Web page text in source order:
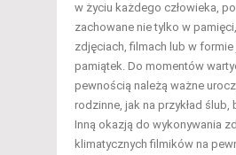
w życiu każdego człowieka,
zachowane nie tylko w
zdjęciach, filmach lub w formie
pamiątek. Do momentów
pewnością należą ważne
rodzinne, jak na przykład ślub,
Inną okazją do wykonywania
klimatycznych filmików na